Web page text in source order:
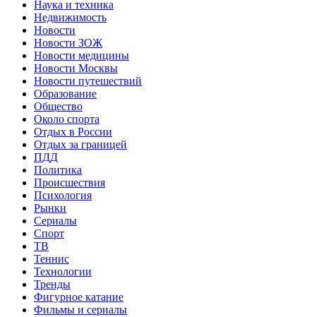
Наука и техника
Недвижимость
Новости
Новости ЗОЖ
Новости медицины
Новости Москвы
Новости путешествий
Образование
Общество
Около спорта
Отдых в России
Отдых за границей
ПДД
Политика
Происшествия
Психология
Рынки
Сериалы
Спорт
ТВ
Теннис
Технологии
Тренды
Фигурное катание
Фильмы и сериалы